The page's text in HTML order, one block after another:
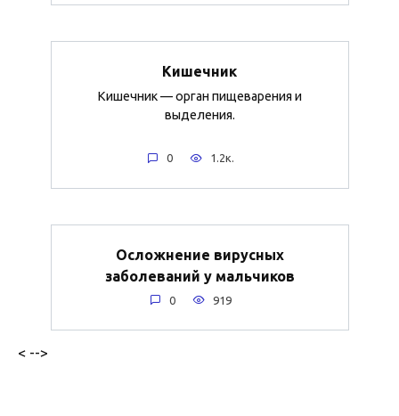
Кишечник
Кишечник — орган пищеварения и
выделения.
0 1.2к.
Осложнение вирусных
заболеваний у мальчиков
0 919
< -->